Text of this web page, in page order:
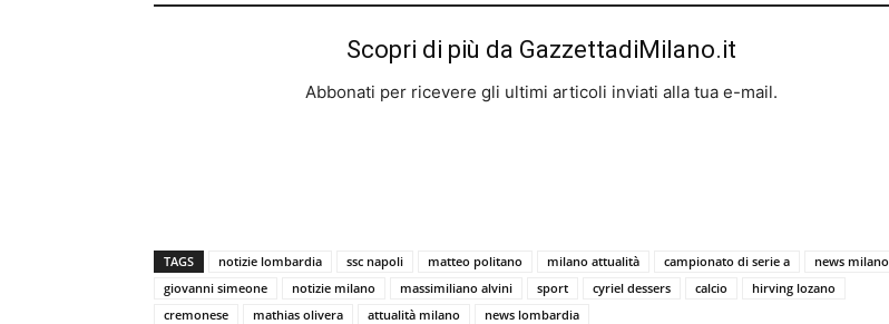
Scopri di più da GazzettadiMilano.it
Abbonati per ricevere gli ultimi articoli inviati alla tua e-mail.
TAGS notizie lombardia ssc napoli matteo politano milano attualità campionato di serie a
news milano
giovanni simeone
notizie milano massimiliano alvini sport cyriel dessers calcio
hirving lozano
cremonese
mathias olivera attualità milano news lombardia